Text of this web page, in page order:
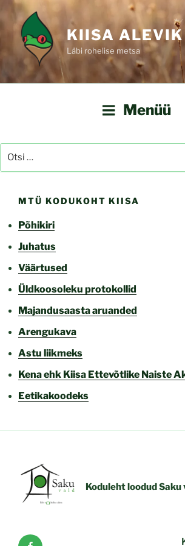
Liigu
sisu
juurde
KIISA ALEVIK
Läbi rohelise metsa
Menüü
Otsi:
MTÜ KODUKOHT KIISA
Põhikiri
Juhatus
Väärtused
Üldkoosoleku protokollid
Majandusaasta aruanded
Arengukava
Astu liikmeks
Kena ehk Kiisa Ettevõtlike Naiste
Eetikakoodeks
Koduleht loodud
Facebook